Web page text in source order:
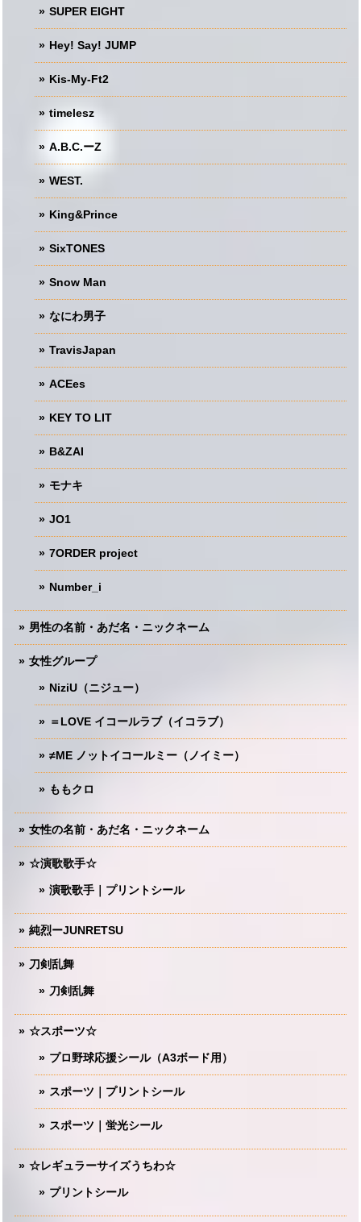
SUPER EIGHT
Hey! Say! JUMP
Kis-My-Ft2
timelesz
A.B.C.ーZ
WEST.
King&Prince
SixTONES
Snow Man
なにわ男子
TravisJapan
ACEes
KEY TO LIT
B&ZAI
モナキ
JO1
7ORDER project
Number_i
男性の名前・あだ名・ニックネーム
女性グループ
NiziU（ニジュー）
＝LOVE イコールラブ（イコラブ）
≠ME ノットイコールミー（ノイミー）
ももクロ
女性の名前・あだ名・ニックネーム
☆演歌歌手☆
演歌歌手｜プリントシール
純烈ーJUNRETSU
刀剣乱舞
刀剣乱舞
☆スポーツ☆
プロ野球応援シール（A3ボード用）
スポーツ｜プリントシール
スポーツ｜蛍光シール
☆レギュラーサイズうちわ☆
プリントシール